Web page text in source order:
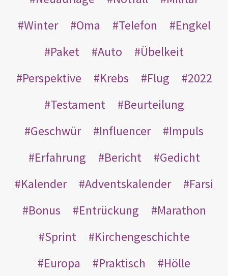
Winter
Oma Telefon
Engkel
Paket
Auto
Übelkeit
Perspektive
Krebs Flug
2022
Testament
Beurteilung
Geschwür
Influencer
Impuls
Erfahrung
Bericht
Gedicht
Kalender
Adventskalender
Farsi
Bonus
Entrückung
Marathon
Sprint
Kirchengeschichte
Europa
Praktisch
Hölle